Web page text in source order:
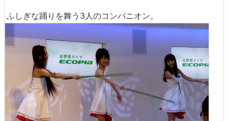
ふしぎな踊りを舞う3人のコンパニオン。